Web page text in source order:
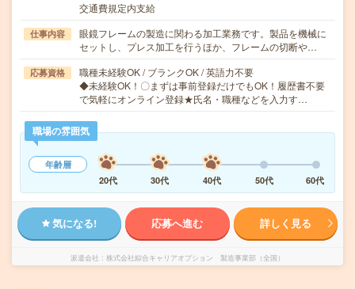
交通費規定内支給
仕事内容
眼鏡フレームの製造に関わる加工業務です。製品を機械に
セットし、プレス加工を行うほか、フレームの切断や…
応募資格
職種未経験OK / ブランクOK / 英語力不要
◆未経験OK！〇まずは事前登録だけでもOK！履歴書不要
で気軽にオンライン登録★氏名・職種などを入力す…
職場の雰囲気
年齢層
20代
30代 40代 50代 60代
気になる! 応募へ進む 詳しく見る
派遣会社 株式会社綜合キャリアオプション 製造事業部（全国）